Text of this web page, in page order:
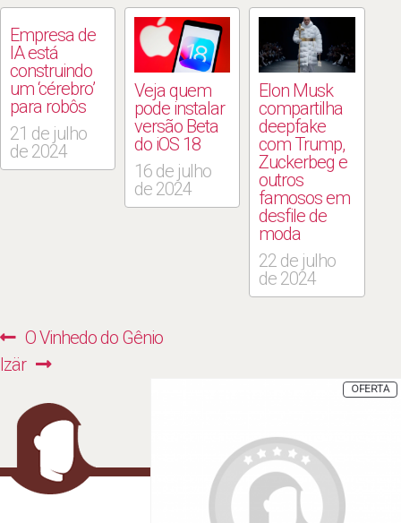
Empresa de
IA está
construindo
um ‘cérebro’
para robôs
21 de julho
de 2024
Veja quem
pode instalar
versão Beta
do iOS 18
16 de julho
de 2024
Elon Musk
compartilha
deepfake
com Trump,
Zuckerbeg e
outros
famosos em
desfile de
moda
22 de julho
de 2024
Navegação
de
Previous
post:
O Vinhedo do Gênio
Next
Izär
OFERTA